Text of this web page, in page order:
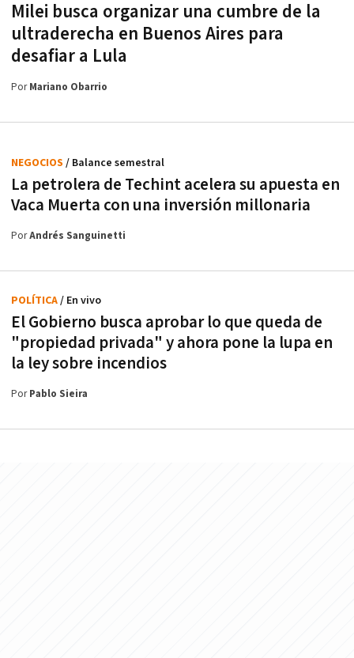
Milei busca organizar una cumbre de la
ultraderecha en Buenos Aires para
desafiar a Lula
PorMariano Obarrio
La petrolera de Techint acelera su apuesta en
Vaca Muerta con una inversión millonaria
NEGOCIOS / Balance semestral
PorAndrés Sanguinetti
El Gobierno busca aprobar lo que queda de
"propiedad privada" y ahora pone la lupa en
la ley sobre incendios
POLÍTICA/ En vivo
PorPablo Sieira